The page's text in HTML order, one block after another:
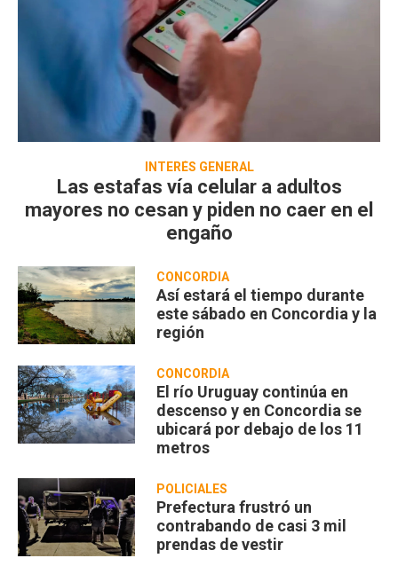
INTERÉS GENERAL
Las estafas vía celular a adultos
mayores no cesan y piden no caer en el
engaño
CONCORDIA
Así estará el tiempo durante
este sábado en Concordia y la
región
CONCORDIA
El río Uruguay continúa en
descenso y en Concordia se
ubicará por debajo de los 11
metros
POLICIALES
Prefectura frustró un
contrabando de casi 3 mil
prendas de vestir